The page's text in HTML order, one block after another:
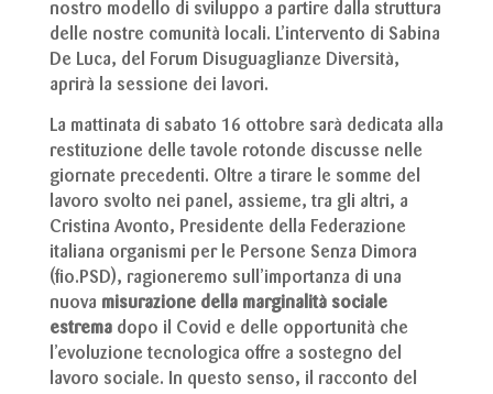
nostro modello di sviluppo a partire dalla struttura
delle nostre comunità locali. L’intervento di Sabina
De Luca, del Forum Disuguaglianze Diversità,
aprirà la sessione dei lavori.
La mattinata di sabato 16 ottobre sarà dedicata alla
restituzione delle tavole rotonde discusse nelle
giornate precedenti. Oltre a tirare le somme del
lavoro svolto nei panel, assieme, tra gli altri, a
Cristina Avonto, Presidente della Federazione
italiana organismi per le Persone Senza Dimora
(fio.PSD), ragioneremo sull’importanza di una
nuova misurazione della marginalità sociale
estremadopo il Covid e delle opportunità che
l’evoluzione tecnologica offre a sostegno del
lavoro sociale. In questo senso, il racconto del